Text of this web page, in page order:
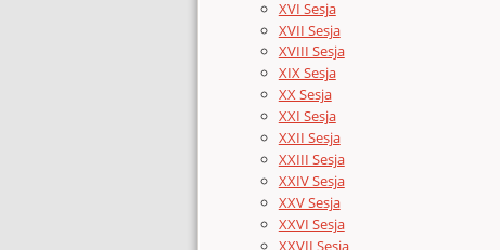
XVI Sesja
XVII Sesja
XVIII Sesja
XIX Sesja
XX Sesja
XXI Sesja
XXII Sesja
XXIII Sesja
XXIV Sesja
XXV Sesja
XXVI Sesja
XXVII Sesja